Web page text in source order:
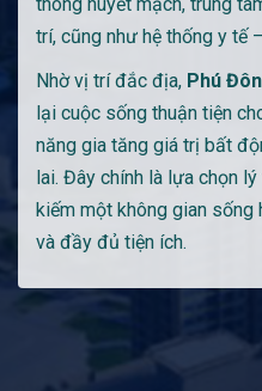
trí, cũng như hệ thống y tế
Nhờ vị trí đắc địa, Phú
lại cuộc sống thuận tiện
năng gia tăng giá trị bất
lai. Đây chính là lựa chọn
kiếm một không gian sống
và đầy đủ tiện ích.